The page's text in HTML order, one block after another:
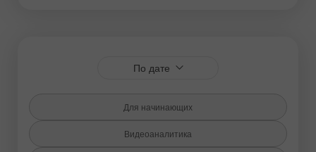
По дате
Для начинающих
Видеоаналитика